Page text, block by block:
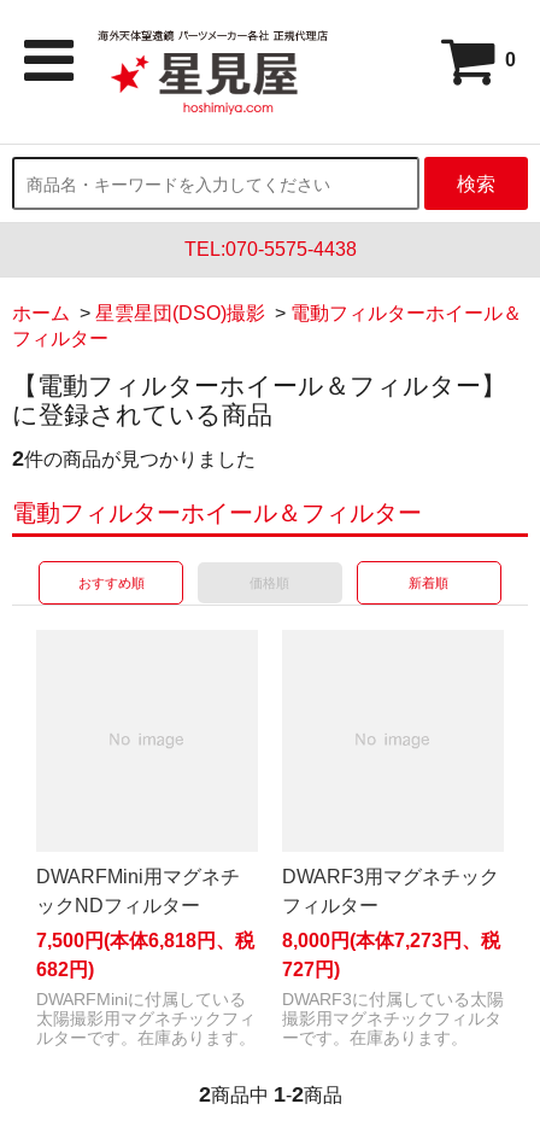
0
検索
TEL:070-5575-4438
ホーム > 星雲星団(DSO)撮影 > 電動フィルターホイール＆
フィルター
【電動フィルターホイール＆フィルター】
に登録されている商品
2件の商品が見つかりました
電動フィルターホイール＆フィルター
おすすめ順 価格順 新着順
DWARFMini用マグネチ
ックNDフィルター
7,500円(本体6,818円、税
682円)
DWARFMiniに付属している
太陽撮影用マグネチックフィ
ルターです。在庫あります。
DWARF3用マグネチック
フィルター
8,000円(本体7,273円、税
727円)
DWARF3に付属している太陽
撮影用マグネチックフィルタ
ーです。在庫あります。
2商品中 1-2商品